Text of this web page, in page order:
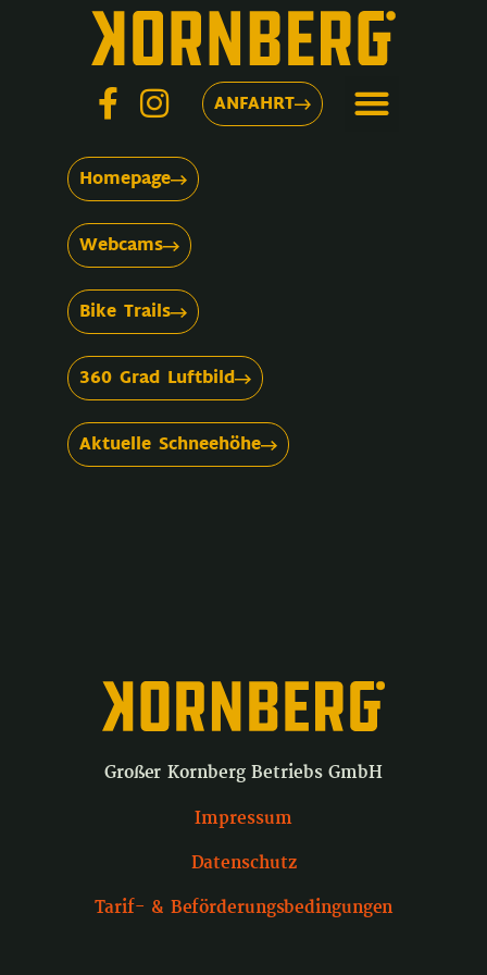
ANFAHRT
Homepage
Webcams
Bike Trails
360 Grad Luftbild
Aktuelle Schneehöhe
Großer Kornberg Betriebs GmbH
Impressum
Datenschutz
Tarif- & Beförderungsbedingungen